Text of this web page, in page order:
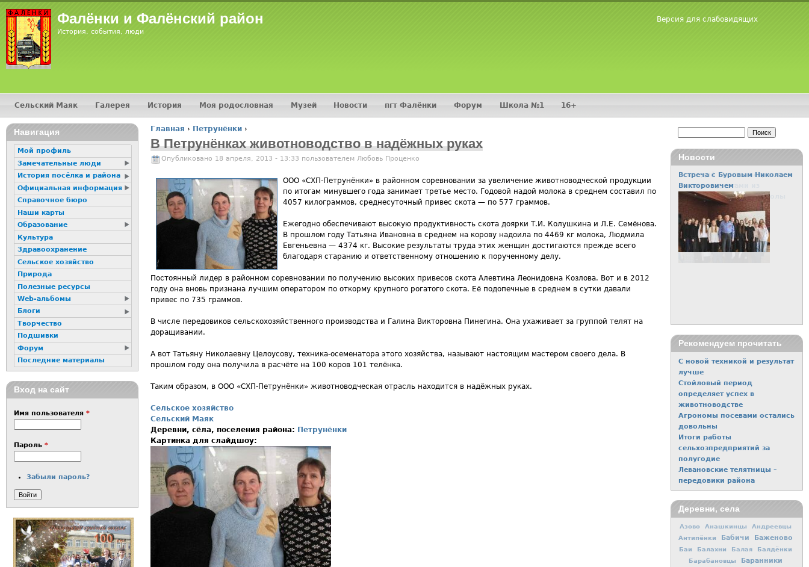
Фалёнки и Фалёнский район
История, события, люди
Версия для слабовидящих
Вы здесь
Главная › Петрунёнки ›
В Петрунёнках животноводство в надёжных руках
Опубликовано 18 апреля, 2013 - 13:33 пользователем Любовь Проценко
ООО «СХП-Петрунёнки» в районном соревновании за увеличение животноводческой продукции
по итогам минувшего года занимает третье место. Годовой надой молока в среднем составил по
4057 килограммов, среднесуточный привес скота — по 577 граммов.
Ежегодно обеспечивают высокую продуктивность скота доярки Т.И. Колушкина и Л.Е. Семёнова.
В прошлом году Татьяна Ивановна в среднем на корову надоила по 4469 кг молока, Людмила
Евгеньевна — 4374 кг. Высокие результаты труда этих женщин достигаются прежде всего
благодаря старанию и ответственному отношению к порученному делу.
Постоянный лидер в районном соревновании по получению высоких привесов скота Алевтина Леонидовна Козлова. Вот и в 2012
году она вновь признана лучшим оператором по откорму крупного рогатого скота. Её подопечные в среднем в сутки давали
привес по 735 граммов.
В числе передовиков сельскохозяйственного производства и Галина Викторовна Пинегина. Она ухаживает за группой телят на
доращивании.
А вот Татьяну Николаевну Целоусову, техника-осеменатора этого хозяйства, называют настоящим мастером своего дела. В
прошлом году она получила в расчёте на 100 коров 101 телёнка.
Таким образом, в ООО «СХП-Петрунёнки» животноводческая отрасль находится в надёжных руках.
Сельское хозяйство
Сельский Маяк
Деревни, сёла, поселения района: Петрунёнки
Картинка для слайдшоу:
Главное меню
Сельский Маяк Галерея История Моя родословная Музей Новости пгт Фалёнки Форум Школа №1 16+
Навигация
Мой профиль
Замечательные люди
История посёлка и района
Официальная информация
Справочное бюро
Наши карты
Образование
Культура
Здравоохранение
Сельское хозяйство
Природа
Полезные ресурсы
Web-альбомы
Блоги
Творчество
Подшивки
Форум
Последние материалы
Вход на сайт
Имя пользователя *
Пароль *
Забыли пароль?
Новости
Встреча с Буровым Николаем
Викторовичем
Рекомендуем прочитать
С новой техникой и результат
лучше
Стойловый период
определяет успех в
животноводстве
Агрономы посевами остались
довольны
Итоги работы
сельхозпредприятий за
полугодие
Левановские телятницы –
передовики района
Деревни, села
Азово Анашкинцы Андреевцы
Антипёнки Бабичи Баженово
Баи Балахни Балая
Балдёнки
Барабановцы
Баранники